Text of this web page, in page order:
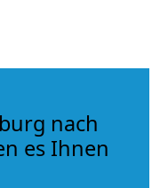
nach
es Ihnen